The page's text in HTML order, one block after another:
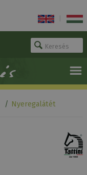
Nyeregalátét